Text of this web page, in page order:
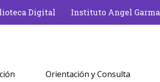
Digital Instituto Angel Garma
Orientación y Consulta